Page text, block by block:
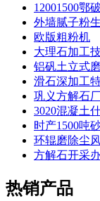
12001500鄂
外墙腻子粉
欧版粗粉机
大理石加工
铝矾土立式
滑石深加工
巩义方解石
3020混凝土
时产1500吨
环辊磨除尘
方解石开采
热销产品